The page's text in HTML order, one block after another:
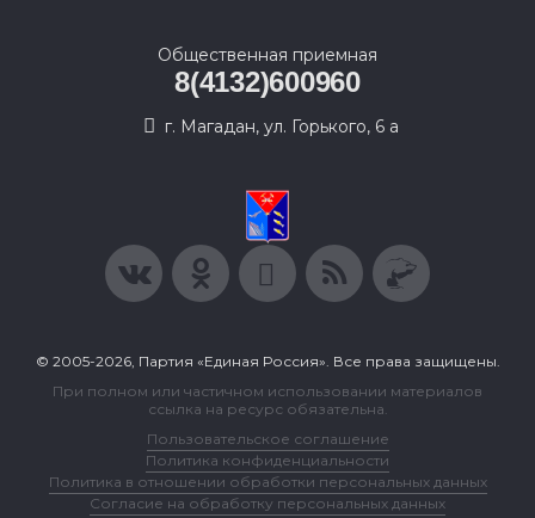
Общественная приемная
8(4132)600960
г. Магадан, ул. Горького, 6 а
© 2005-2026, Партия «Единая Россия». Все права защищены.
При полном или частичном использовании материалов
ссылка на ресурс обязательна.
Пользовательское соглашение
Политика конфиденциальности
Политика в отношении обработки персональных данных
Согласие на обработку персональных данных